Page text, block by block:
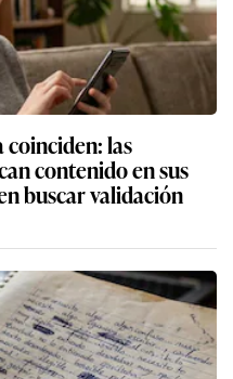
coinciden: las
contenido en sus
buscar validación